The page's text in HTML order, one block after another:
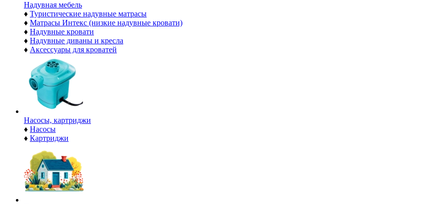
Надувная мебель
♦ Туристические надувные матрасы
♦ Матрасы Интекс (низкие надувные кровати)
♦ Надувные кровати
♦ Надувные диваны и кресла
♦ Аксессуары для кроватей
Насосы, картриджи
♦ Насосы
♦ Картриджи